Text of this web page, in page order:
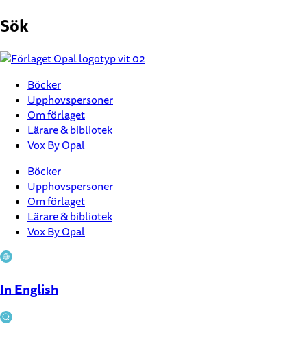
till
Sök
Böcker
Upphovspersoner
Om förlaget
Lärare & bibliotek
Vox By Opal
Böcker
Upphovspersoner
Om förlaget
Lärare & bibliotek
Vox By Opal
In English